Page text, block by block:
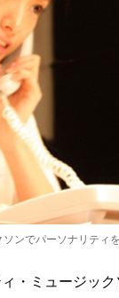
ンでパーソナリティ
・ミュージッ